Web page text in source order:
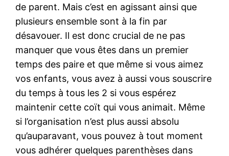
de parent. Mais c’est en agissant ainsi que
plusieurs ensemble sont à la fin par
désavouer. Il est donc crucial de ne pas
manquer que vous êtes dans un premier
temps des paire et que même si vous aimez
vos enfants, vous avez à aussi vous souscrire
du temps à tous les 2 si vous espérez
maintenir cette coït qui vous animait. Même
si l’organisation n’est plus aussi absolu
qu’auparavant, vous pouvez à tout moment
vous adhérer quelques parenthèses dans